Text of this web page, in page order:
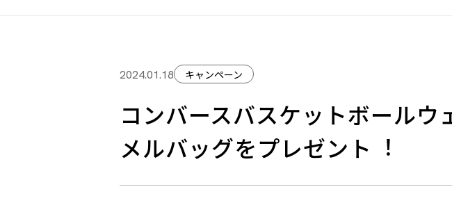
2024.01.18 キャンペーン
コンバースバスケットボール
メルバッグをプレゼント︕